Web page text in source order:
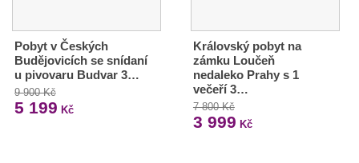
Pobyt v Českých
Budějovicích se snídaní
u pivovaru Budvar 3…
9 900 Kč
5 199 Kč
Královský pobyt na
zámku Loučeň
nedaleko Prahy s 1
večeří 3…
7 800 Kč
3 999 Kč